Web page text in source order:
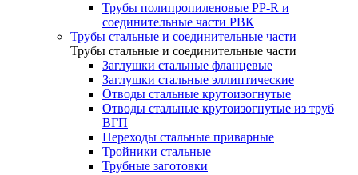
Трубы полипропиленовые PP-R и
соединительные части РВК
Трубы стальные и соединительные части
Трубы стальные и соединительные части
Заглушки стальные фланцевые
Заглушки стальные эллиптические
Отводы стальные крутоизогнутые
Отводы стальные крутоизогнутые из труб
ВГП
Переходы стальные приварные
Тройники стальные
Трубные заготовки